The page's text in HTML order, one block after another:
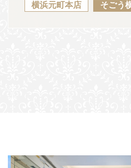
横浜元町本店 そごう